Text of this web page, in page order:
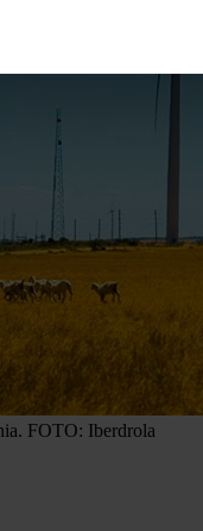
cookies de este sitio
el tráfico.
hayan recopilado a
FOTO: Iberdrola